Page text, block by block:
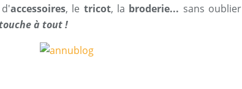
accessoires, le tricot, la broderie... sans oublier
touche à tout !